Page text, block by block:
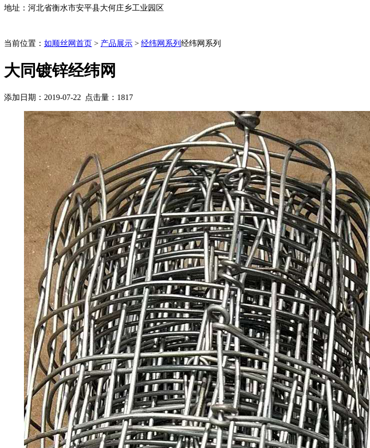
地址：河北省衡水市安平县大何庄乡工业园区
当前位置： 如顺丝网首页 > 产品展示 > 经纬网系列 经纬网系列
大同镀锌经纬网
添加日期：2019-07-22 点击量： 1817